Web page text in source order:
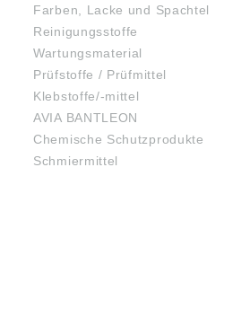
Farben, Lacke und Spachtel
Reinigungsstoffe
Wartungsmaterial
Prüfstoffe / Prüfmittel
Klebstoffe/-mittel
AVIA BANTLEON
Chemische Schutzprodukte
Schmiermittel